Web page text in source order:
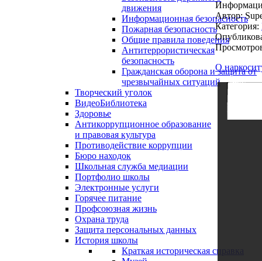
движения
Информационная безопасность
Пожарная безопасность
Общие правила поведения
Антитеррористическая
безопасность
Гражданская оборона и защита от
чрезвычайных ситуаций
Творческий уголок
ВидеоБиблиотека
Здоровье
Антикоррупционное образование
и правовая культура
Противодействие коррупции
Бюро находок
Школьная служба медиации
Портфолио школы
Электронные услуги
Горячее питание
Профсоюзная жизнь
Охрана труда
Защита персональных данных
История школы
Краткая историческая справка
Автор:
Категория:
О